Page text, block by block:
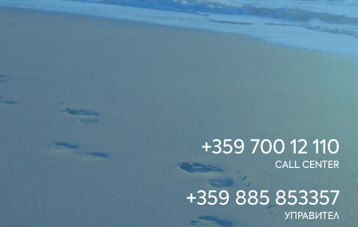
+359 700 12 110
CALL CENTER
+359 885 853357
УПРАВИТЕЛ